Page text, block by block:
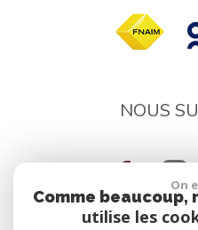
NOUS
On
Comme beaucoup,
utilise les